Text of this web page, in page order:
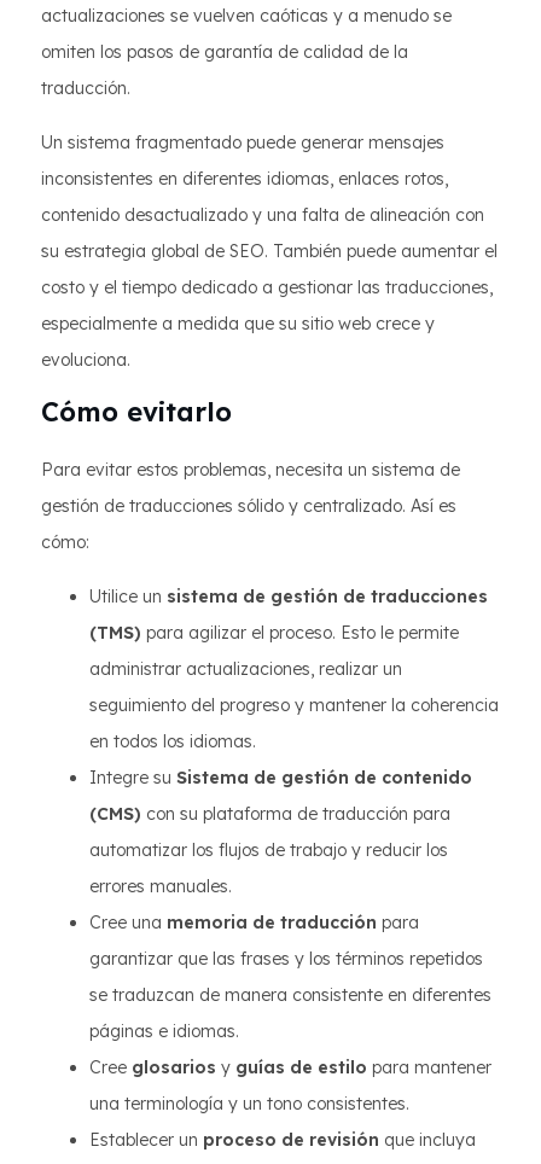
actualizaciones se vuelven caóticas y a menudo se
omiten los pasos de garantía de calidad de la
traducción.
Un sistema fragmentado puede generar mensajes
inconsistentes en diferentes idiomas, enlaces rotos,
contenido desactualizado y una falta de alineación con
su estrategia global de SEO. También puede aumentar el
costo y el tiempo dedicado a gestionar las traducciones,
especialmente a medida que su sitio web crece y
evoluciona.
Cómo evitarlo
Para evitar estos problemas, necesita un sistema de
gestión de traducciones sólido y centralizado. Así es
cómo:
Utilice un sistema de gestión de traducciones
(TMS) para agilizar el proceso. Esto le permite
administrar actualizaciones, realizar un
seguimiento del progreso y mantener la coherencia
en todos los idiomas.
Integre su Sistema de gestión de contenido
(CMS) con su plataforma de traducción para
automatizar los flujos de trabajo y reducir los
errores manuales.
Cree una memoria de traducción para
garantizar que las frases y los términos repetidos
se traduzcan de manera consistente en diferentes
páginas e idiomas.
Cree glosarios y guías de estilo para mantener
una terminología y un tono consistentes.
Establecer un proceso de revisión que incluya